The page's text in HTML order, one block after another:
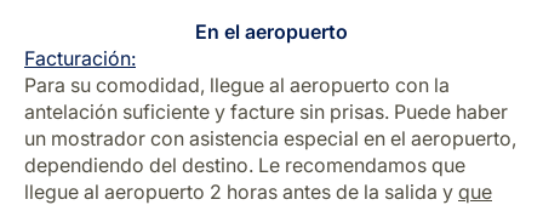
En el aeropuerto
Facturación:
Para su comodidad, llegue al aeropuerto con la
antelación suficiente y facture sin prisas. Puede haber
un mostrador con asistencia especial en el aeropuerto,
dependiendo del destino. Le recomendamos que
llegue al aeropuerto 2 horas antes de la salida y que